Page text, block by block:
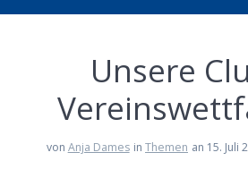
Unsere
von Anja Dames in Themen an 15. Juli